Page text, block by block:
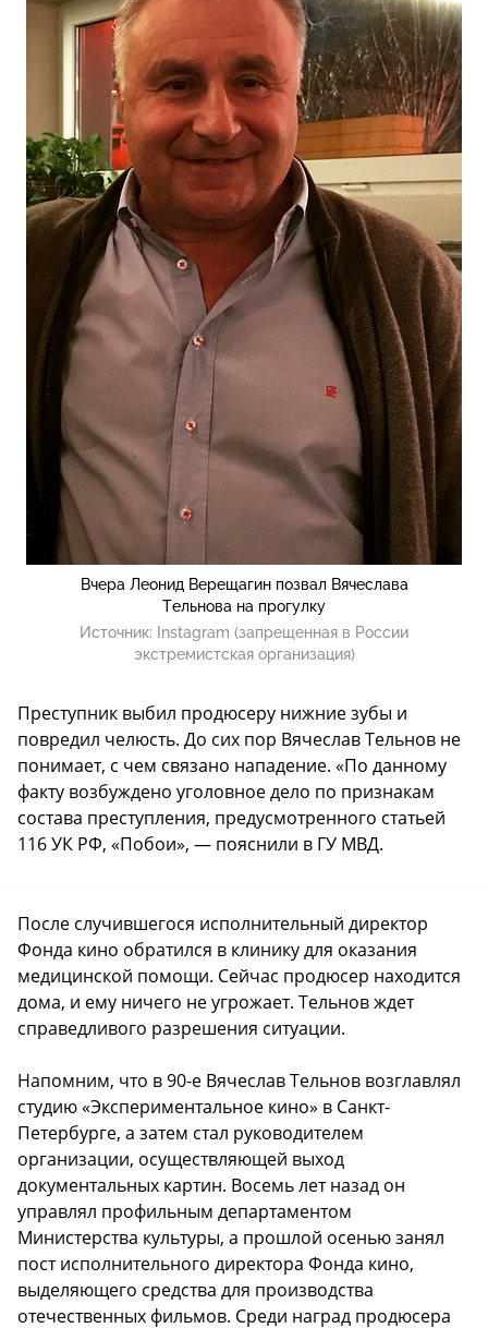
Вчера Леонид Верещагин позвал Вячеслава
Тельнова на прогулку
Источник:
Instagram (запрещенная в России
экстремистская организация)
Преступник выбил продюсеру нижние зубы и
повредил челюсть. До сих пор Вячеслав Тельнов не
понимает, с чем связано нападение. «По данному
факту возбуждено уголовное дело по признакам
состава преступления, предусмотренного статьей
116 УК РФ, «Побои», — пояснили в ГУ МВД.
После случившегося исполнительный директор
Фонда кино обратился в клинику для оказания
медицинской помощи. Сейчас продюсер находится
дома, и ему ничего не угрожает. Тельнов ждет
справедливого разрешения ситуации.
Напомним, что в 90-е Вячеслав Тельнов возглавлял
студию «Экспериментальное кино» в Санкт-
Петербурге, а затем стал руководителем
организации, осуществляющей выход
документальных картин. Восемь лет назад он
управлял профильным департаментом
Министерства культуры, а прошлой осенью занял
пост исполнительного директора Фонда кино,
выделяющего средства для производства
отечественных фильмов. Среди наград продюсера